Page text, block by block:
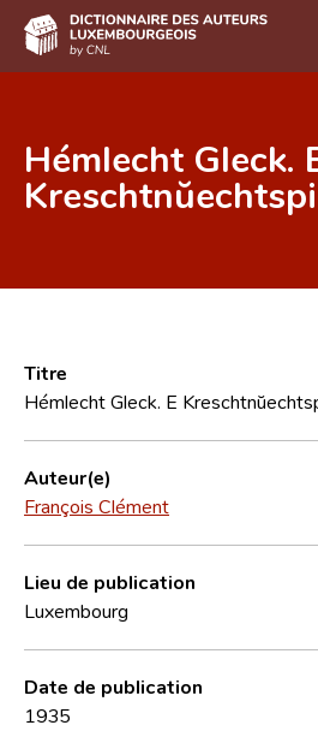
DE FR
Foire aux questions
CNL
Équipe scientifique
Contact
Hémlecht Gleck.
Titre
Hémlecht Gleck. E
Auteur(e)
François Clément
Lieu de publication
Luxembourg
Date de publication
1935